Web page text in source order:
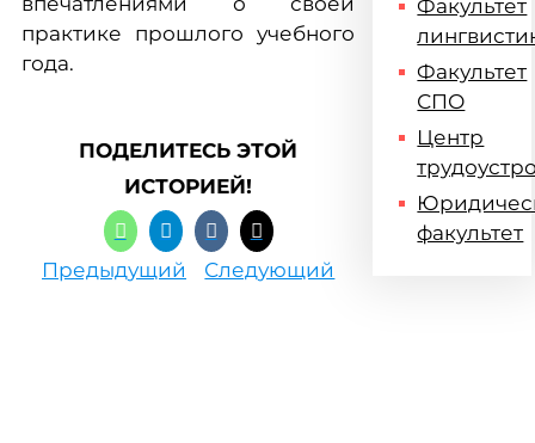
практике прошлого учебного
года.
ПОДЕЛИТЕСЬ ЭТОЙ
ИСТОРИЕЙ!
Предыдущий Следующий
Факультет
Факультет
СПО
Центр
факультет